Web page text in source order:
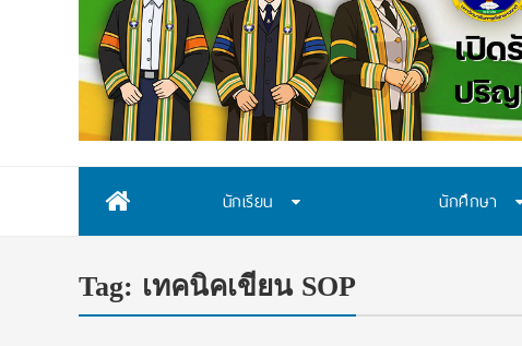
นักเรียน นักศึกษา
Tag: เทคนิคเขียน SOP